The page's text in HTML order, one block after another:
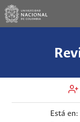
Está en: